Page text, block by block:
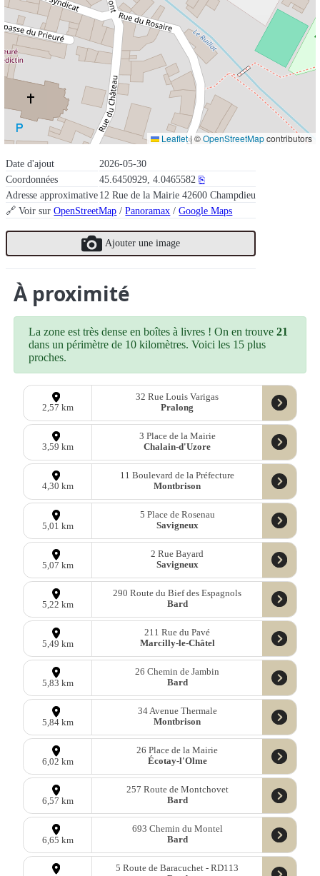
Date d'ajout
2026-05-30
Coordonnées
45.6450929, 4.0465582 ⎘
Adresse approximative12 Rue de la Mairie 42600 Champdieu
🔗 Voir surOpenStreetMap /Panoramax /Google Maps
Ajouter une image
Leaflet|©OpenStreetMapcontributors
À proximité
La zone est très dense en boîtes à livres ! On en trouve21
dans un périmètre de 10 kilomètres. Voici les 15 plus
proches.
2,57 km
32 Rue Louis Varigas
Pralong
3,59 km
3 Place de la Mairie
Chalain-d'Uzore
4,30 km
11 Boulevard de la Préfecture
Montbrison
5,01 km
5 Place de Rosenau
Savigneux
5,07 km
2 Rue Bayard
Savigneux
5,22 km
290 Route du Bief des Espagnols
Bard
5,49 km
211 Rue du Pavé
Marcilly-le-Châtel
5,83 km
26 Chemin de Jambin
Bard
5,84 km
34 Avenue Thermale
Montbrison
6,02 km
26 Place de la Mairie
Écotay-l'Olme
6,57 km
257 Route de Montchovet
Bard
6,65 km
693 Chemin du Montel
Bard
5 Route de Baracuchet - RD113